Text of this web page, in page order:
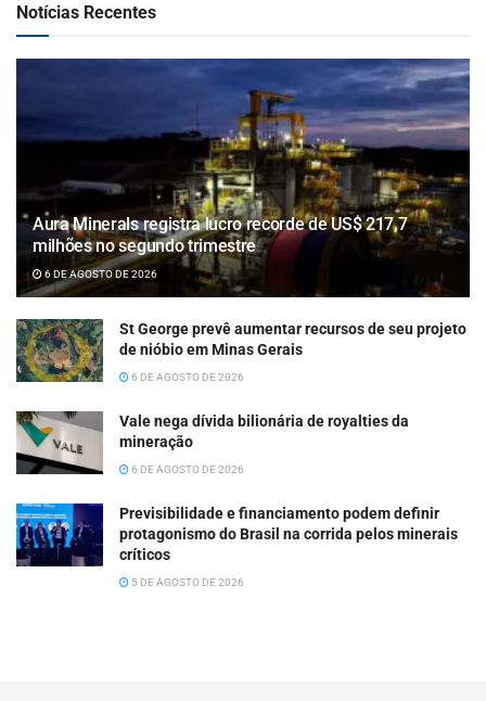
Notícias Recentes
Aura Minerals registra lucro recorde de US$ 217,7
milhões no segundo trimestre
6 DE AGOSTO DE 2026
St George prevê aumentar recursos de seu projeto
de nióbio em Minas Gerais
6 DE AGOSTO DE 2026
Vale nega dívida bilionária de royalties da
mineração
6 DE AGOSTO DE 2026
Previsibilidade e financiamento podem definir
protagonismo do Brasil na corrida pelos minerais
críticos
5 DE AGOSTO DE 2026